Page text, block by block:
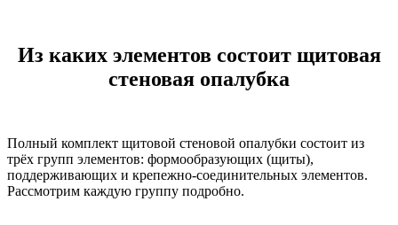
Из каких элементов состоит щитовая
стеновая опалубка
Полный комплект щитовой стеновой опалубки состоит из
трёх групп элементов: формообразующих (щиты),
поддерживающих и крепежно-соединительных элементов.
Рассмотрим каждую группу подробно.